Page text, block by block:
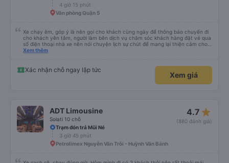
4 giờ 15 phút
Văn phòng Quận 5
Xe chạy êm, góp ý là nên gọi cho khách cùng ngày để thông báo chuyến đi
cho khách yên tâm, người làm bên dịch vụ chăm sóc khách hàng đặt vé qua
số điện thoại nhà xe nên nói chuyện lịch sự chút để mang lại thiện cảm cho
khách hàng
Xem thêm
Xác nhận chỗ ngay lập tức
Xem giá
ADT Limousine
Solati 10 chỗ
4.7 star_rate
(880 đánh giá)
Trạm đón trả Mũi Né
3 giờ 45 phút
Petrolimex Nguyễn Văn Trỗi - Huỳnh Văn Bánh